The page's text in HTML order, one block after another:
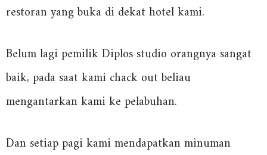
restoran yang buka di dekat hotel kami.
Belum lagi pemilik Diplos studio orangnya sangat
baik, pada saat kami chack out beliau
mengantarkan kami ke pelabuhan.
Dan setiap pagi kami mendapatkan minuman